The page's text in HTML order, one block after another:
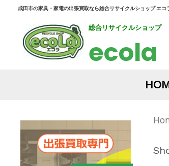
成田市の家具・家電の出張買取なら総合リサイクルショップ エコ
総合リサイクルショップ
ecola